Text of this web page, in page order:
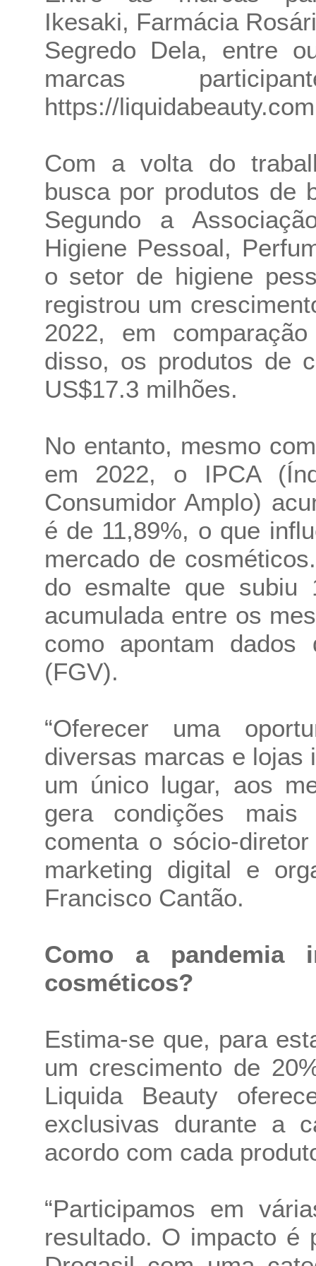
Ikesaki, Farmácia
Segredo Dela, entre
marcas
https://
Com a volta do
busca por produtos de
Segundo a
Higiene Pessoal,
o setor de higiene
registrou um
2022, em
disso, os produtos de
US$17.3 milhões.
No entanto, mesmo
em 2022, o IPCA
Consumidor Amplo)
é de 11,89%, o que
mercado de
do esmalte que subiu
acumulada entre os
como apontam dados
(FGV).
“Oferecer uma
diversas marcas e lojas
um único lugar, aos
gera condições
comenta o sócio-
marketing digital e
Francisco Cantão.
Como a pandemia
cosméticos?
Estima-se que, para
um crescimento de
Liquida Beauty
exclusivas durante a
acordo com cada
“Participamos em
resultado. O impacto é